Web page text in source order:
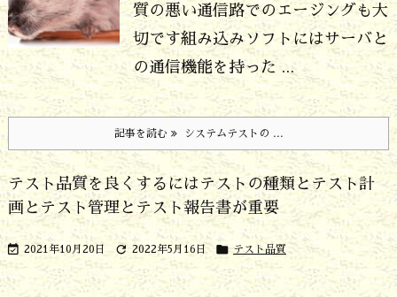
質の悪い通信路でのエージングも大
切です組み込みソフトにはサーバと
の通信機能を持った ...
記事を読む システムテストの ...
テスト品質を良くするにはテストの種類とテスト計
画とテスト管理とテスト報告書が重要
 2021年10月20日  2022年5月16日  テスト品質